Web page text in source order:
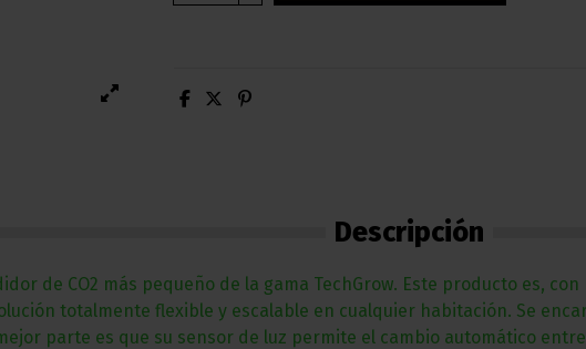
Descripción
de CO2 más pequeño de la gama TechGrow. Este producto es,
totalmente flexible y escalable en cualquier habitación. Se
parte es que su sensor de luz permite el cambio automático